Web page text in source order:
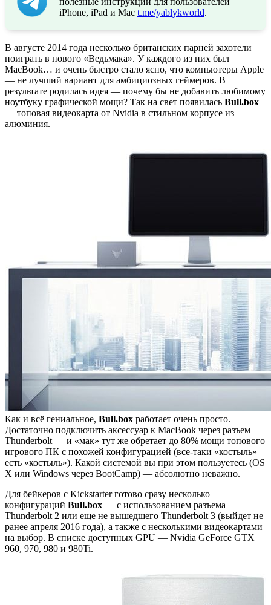
iPhone, iPad и Mac t.me/yablykworld.
В августе 2014 года несколько британских парней захотели
поиграть в нового «Ведьмака». У каждого из них был
MacBook… и очень быстро стало ясно, что компьютеры Apple
— не лучший вариант для амбициозных геймеров. В
результате родилась идея — почему бы не добавить любимому
ноутбуку графической мощи? Так на свет появилась Bull.box
— топовая видеокарта от Nvidia в стильном корпусе из
алюминия.
Как и всё гениальное, Bull.box работает очень просто.
Достаточно подключить аксессуар к MacBook через разъем
Thunderbolt — и «мак» тут же обретает до 80% мощи топового
игрового ПК с похожей конфигурацией (все-таки «костыль»
есть «костыль»). Какой системой вы при этом пользуетесь (OS
X или Windows через BootCamp) — абсолютно неважно.
Для бейкеров с Kickstarter готово сразу несколько
конфигураций Bull.box — с использованием разъема
Thunderbolt 2 или еще не вышедшего Thunderbolt 3 (выйдет не
ранее апреля 2016 года), а также с несколькими видеокартами
на выбор. В списке доступных GPU — Nvidia GeForce GTX
960, 970, 980 и 980Ti.